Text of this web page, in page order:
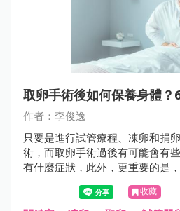
取卵手術後如何保養身體？
作者：李俊逸
只要是進行試管療程、凍卵和捐
術，而取卵手術過後有可能會有
有什麼症狀，此外，更重要的是
何保養身體呢？
收藏